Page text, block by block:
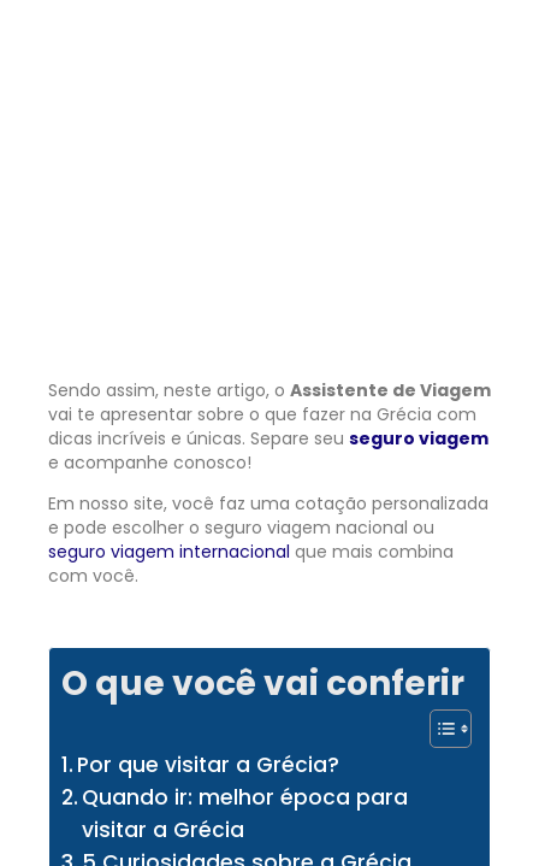
Sendo assim, neste artigo, o Assistente de Viagem
vai te apresentar sobre o que fazer na Grécia com
dicas incríveis e únicas. Separe seu seguro viagem
e acompanhe conosco!
Em nosso site, você faz uma cotação personalizada
e pode escolher o seguro viagem nacional ou
seguro viagem internacional que mais combina
com você.
O que você vai conferir
Por que visitar a Grécia?
Quando ir: melhor época para
visitar a Grécia